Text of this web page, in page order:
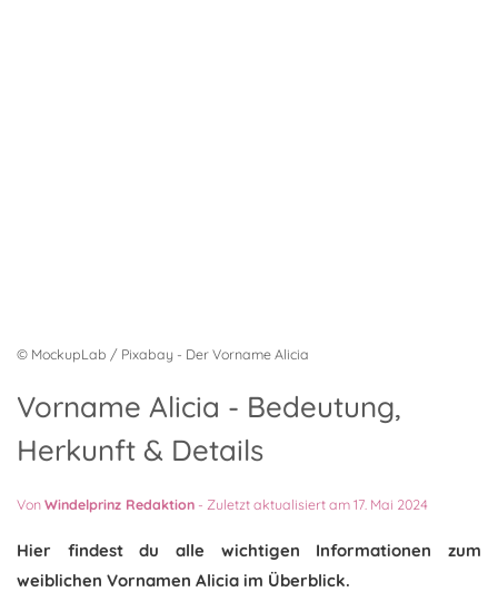
© MockupLab / Pixabay - Der Vorname Alicia
Vorname Alicia - Bedeutung,
Herkunft & Details
VonWindelprinz Redaktion - Zuletzt aktualisiert am 17. Mai 2024
Hier findest du alle wichtigen Informationen zum
weiblichen Vornamen Alicia im Überblick.